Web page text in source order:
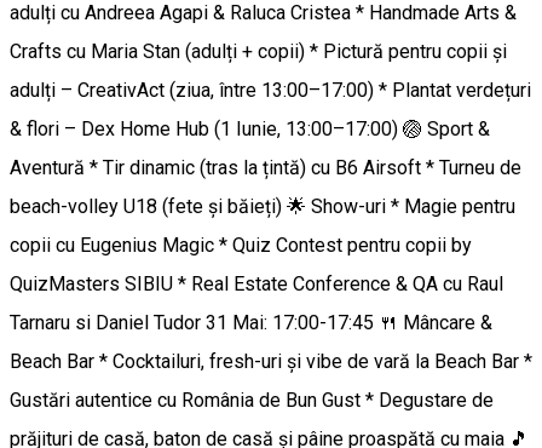
adulți cu Andreea Agapi & Raluca Cristea * Handmade Arts &
Crafts cu Maria Stan (adulți + copii) * Pictură pentru copii și
adulți – CreativAct (ziua, între 13:00–17:00) * Plantat verdețuri
& flori – Dex Home Hub (1 Iunie, 13:00–17:00) 🏐 Sport &
Aventură * Tir dinamic (tras la țintă) cu B6 Airsoft * Turneu de
beach-volley U18 (fete și băieți) 🌟 Show-uri * Magie pentru
copii cu Eugenius Magic * Quiz Contest pentru copii by
QuizMasters SIBIU * Real Estate Conference & QA cu Raul
Tarnaru si Daniel Tudor 31 Mai: 17:00-17:45 🍴 Mâncare &
Beach Bar * Cocktailuri, fresh-uri și vibe de vară la Beach Bar *
Gustări autentice cu România de Bun Gust * Degustare de
prăjituri de casă, baton de casă și pâine proaspătă cu maia 🎵